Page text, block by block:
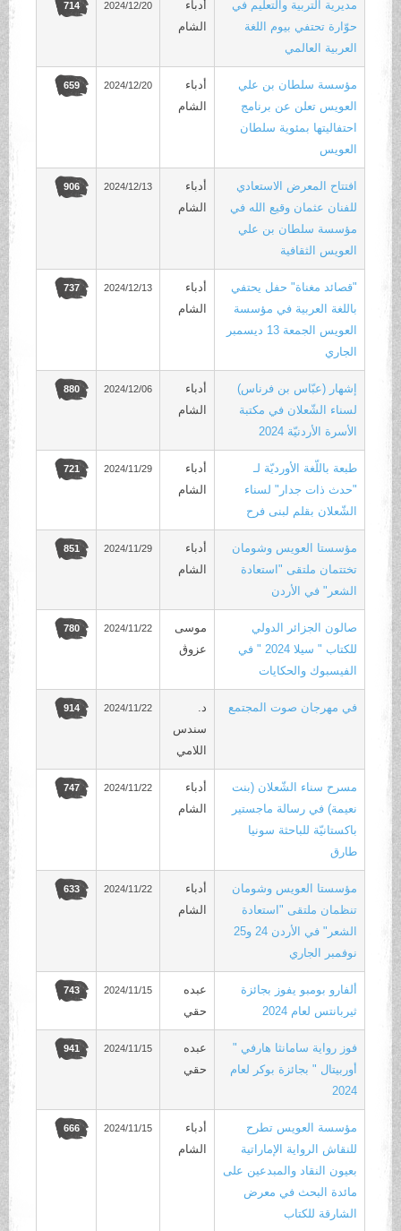
مديرية التربية والتعليم في
حوّارة تحتفي بيوم اللغة
العربية العالمي
أدباء
الشام
2024/12/20
714
مؤسسة سلطان بن علي
العويس تعلن عن برنامج
احتفاليتها بمئوية سلطان
العويس
أدباء
الشام
2024/12/20
659
افتتاح المعرض الاستعادي
للفنان عثمان وقيع الله في
مؤسسة سلطان بن علي
العويس الثقافية
أدباء
الشام
2024/12/13
906
"قصائد مغناة" حفل يحتفي
باللغة العربية في مؤسسة
العويس الجمعة 13 ديسمبر
الجاري
أدباء
الشام
2024/12/13
737
إشهار (عبّاس بن فرناس)
لسناء الشّعلان في مكتبة
الأسرة الأردنيّة 2024
أدباء
الشام
2024/12/06
880
طبعة باللّغة الأورديّة لـ
"حدث ذات جدار" لسناء
الشّعلان بقلم لبنى فرح
أدباء
الشام
2024/11/29
721
مؤسستا العويس وشومان
تختتمان ملتقى "استعادة
الشعر" في الأردن
أدباء
الشام
2024/11/29
851
صالون الجزائر الدولي
للكتاب " سيلا 2024 " في
الفيسبوك والحكايات
موسى
عزوڨ
2024/11/22
780
في مهرجان صوت المجتمع
سندس
اللامي
2024/11/22
914
مسرح سناء الشّعلان (بنت
نعيمة) في رسالة ماجستير
باكستانيّة للباحثة سونيا
طارق
أدباء
الشام
2024/11/22
747
مؤسستا العويس وشومان
تنظمان ملتقى "استعادة
الشعر" في الأردن 24 و25
نوفمبر الجاري
أدباء
الشام
2024/11/22
633
ألفارو بومبو يفوز بجائزة
ثيربانتس لعام 2024
عبده
حقي
2024/11/15
743
فوز رواية سامانثا هارفي "
أوربيتال " بجائزة بوكر لعام
2024
عبده
حقي
2024/11/15
941
مؤسسة العويس تطرح
للنقاش الرواية الإماراتية
بعيون النقاد والمبدعين على
مائدة البحث في معرض
الشارقة للكتاب
أدباء
الشام
2024/11/15
666